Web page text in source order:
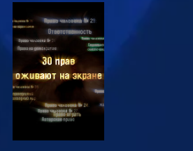
СМОТРЕТЬ